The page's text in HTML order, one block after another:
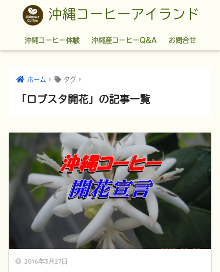
沖縄コーヒーアイランド
沖縄コーヒー体験 沖縄産コーヒーQ&A お問合せ
ホーム タグ
「ロブスタ開花」の記事一覧
2016年3月27日